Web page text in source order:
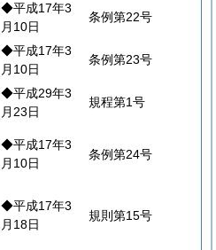
◆平成17年3
月10日
条例第22号
◆平成17年3
月10日
条例第23号
◆平成29年3
月23日
規程第1号
◆平成17年3
月10日
条例第24号
◆平成17年3
月18日
規則第15号